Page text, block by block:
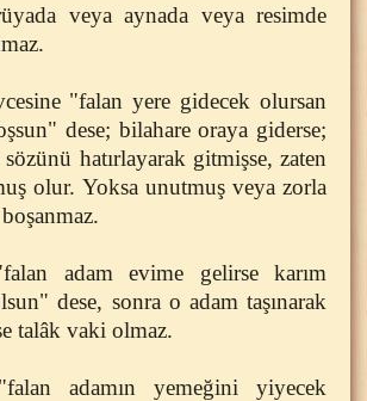
veya aynada veya resimde
"falan yere gidecek olursan
dese; bilahare oraya giderse;
sözünü hatırlayarak gitmişse, zaten
olur. Yoksa unutmuş veya zorla
adam evime gelirse karım
dese, sonra o adam taşınarak
talâk vaki olmaz.
adamın yemeğini yiyecek